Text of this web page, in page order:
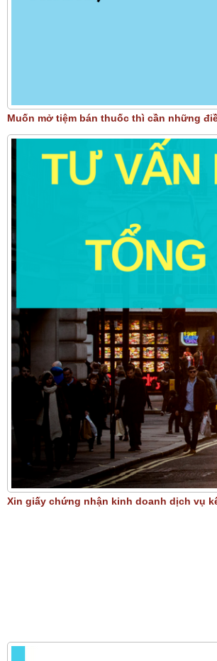
Muốn mở tiệm bán thuốc thì cần những
Xin giấy chứng nhận kinh doanh dịch vụ